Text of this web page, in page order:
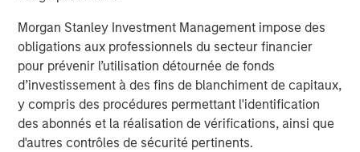
Morgan Stanley Investment Management impose des
obligations aux professionnels du secteur financier
pour prévenir l’utilisation détournée de fonds
d’investissement à des fins de blanchiment de capitaux,
y compris des procédures permettant l'identification
des abonnés et la réalisation de vérifications, ainsi que
d'autres contrôles de sécurité pertinents.
de productivité (« Claude ») a consolidé une thèse qui se
dessine depuis neuf mois : l’IA pourrait accélérer la
remise en cause des modèles économiques des éditeurs
de logiciels et des entreprises spécialistes du traitement
des données. Les craintes, amplifiées par des
spéculations sur l’avenir des cols blancs, se sont
traduites par une rotation marquée sur les marchés
actions. Les investisseurs se sont tournés vers des